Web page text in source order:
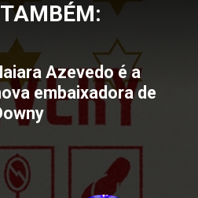
Azevedo é a
embaixadora de